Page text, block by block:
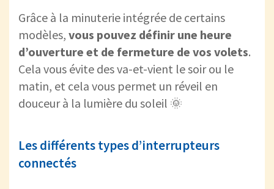
Grâce à la minuterie intégrée de certains
modèles, vous pouvez définir une heure
d’ouverture et de fermeture de vos volets.
Cela vous évite des va-et-vient le soir ou le
matin, et cela vous permet un réveil en
douceur à la lumière du soleil 🌞
Les différents types d’interrupteurs
connectés